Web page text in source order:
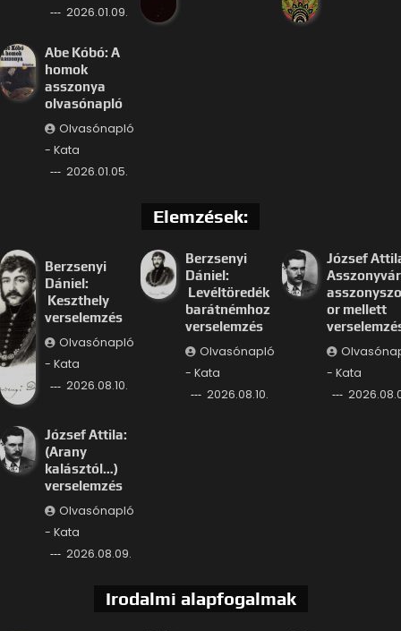
2026.01.09.
Abe Kóbó: A
homok
asszonya
olvasónapló
Olvasónapló
- Kata
2026.01.05.
Elemzések:
Berzsenyi
Dániel:
Keszthely
verselemzés
Olvasónapló
- Kata
2026.08.10.
Berzsenyi
Dániel:
Levéltöredék
barátnémhoz
verselemzés
Olvasónapló
- Kata
2026.08.10.
József
or mellett
- Kata
József Attila:
(Arany
kalásztól…)
verselemzés
Olvasónapló
- Kata
2026.08.09.
Irodalmi alapfogalmak